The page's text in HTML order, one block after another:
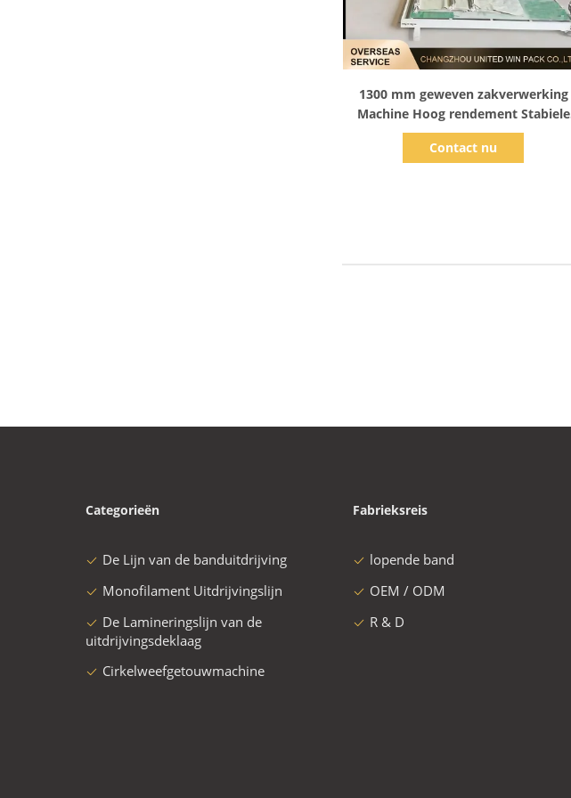
1300 mm geweven zakverwerking
Machine Hoog rendement Stabiele
output voor industriële zakken
Contact nu
Categorieën
De Lijn van de banduitdrijving
Monofilament Uitdrijvingslijn
De Lamineringslijn van de
uitdrijvingsdeklaag
Cirkelweefgetouwmachine
Fabrieksreis
lopende band
OEM / ODM
R & D